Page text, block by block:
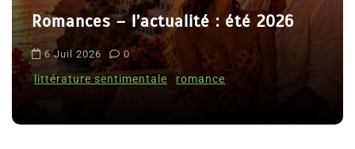
t
i
c
e
Le coupable n’est pas Camille de
Clara Delcourt